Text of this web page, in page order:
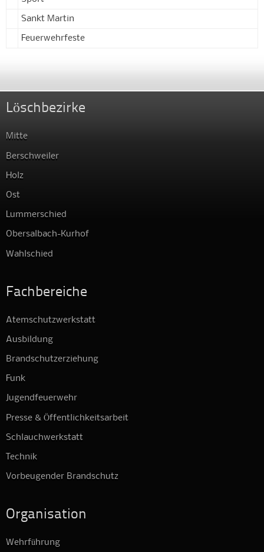
Sankt Martin
Feuerwehrfeste
Löschbezirke
Mitte
Berschweiler
Holz
Ost
Lummerschied
Obersalbach-Kurhof
Wahlschied
Fachbereiche
Atemschutzwerkstatt
Ausbildung
Brandschutzerziehung
Funk
Jugendfeuerwehr
Presse & Öffentlichkeitsarbeit
Schlauchwerkstatt
Technik
Vorbeugender Brandschutz
Organisation
Wehrführung